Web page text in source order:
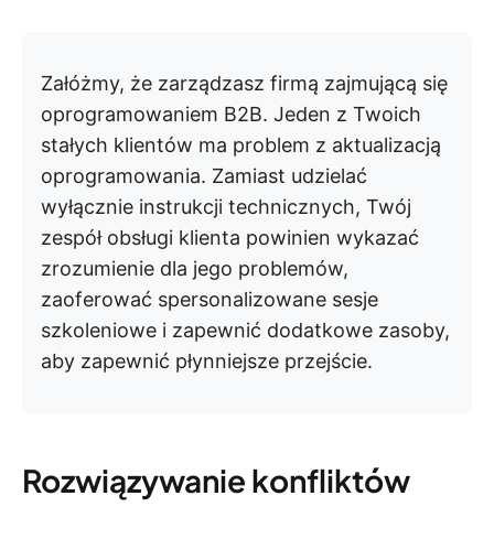
Załóżmy, że zarządzasz firmą zajmującą się
oprogramowaniem B2B. Jeden z Twoich
stałych klientów ma problem z aktualizacją
oprogramowania. Zamiast udzielać
wyłącznie instrukcji technicznych, Twój
zespół obsługi klienta powinien wykazać
zrozumienie dla jego problemów,
zaoferować spersonalizowane sesje
szkoleniowe i zapewnić dodatkowe zasoby,
aby zapewnić płynniejsze przejście.
Rozwiązywanie konfliktów